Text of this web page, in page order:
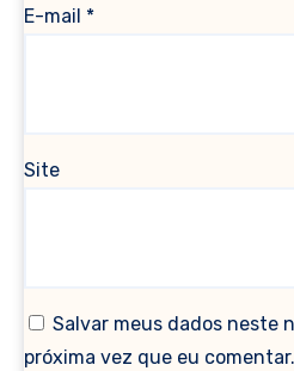
E-mail *
Site
Salvar meus dados neste
próxima vez que eu comentar.